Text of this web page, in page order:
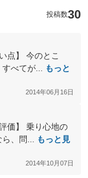
投稿数30
点】 今のとこ
べてが...
もっと
2014年06月16日
価】 乗り心地の
、問...
もっと見
2014年10月07日